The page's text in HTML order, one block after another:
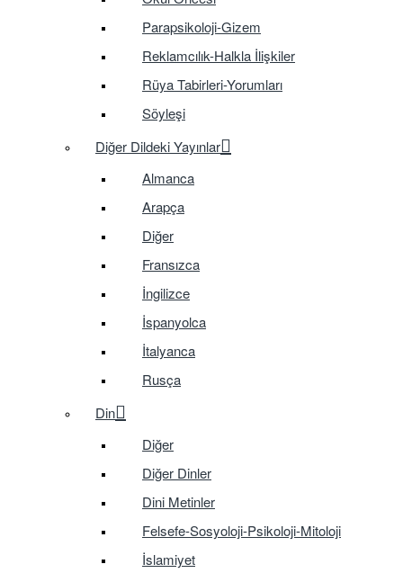
Parapsikoloji-Gizem
Reklamcılık-Halkla İlişkiler
Rüya Tabirleri-Yorumları
Söyleşi
Diğer Dildeki Yayınlar
Almanca
Arapça
Diğer
Fransızca
İngilizce
İspanyolca
İtalyanca
Rusça
Din
Diğer
Diğer Dinler
Dini Metinler
Felsefe-Sosyoloji-Psikoloji-Mitoloji
İslamiyet